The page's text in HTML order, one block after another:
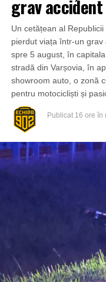
grav
Un cetățean al
pierdut viața într-un
spre 5 august, în
stradă din Varșovia, în
showroom auto, o zonă
pentru motocicliști și
Publicat 16 ore în